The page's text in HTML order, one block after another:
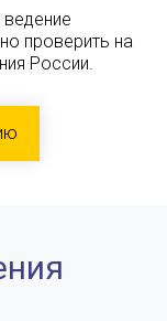
проверить на
России.